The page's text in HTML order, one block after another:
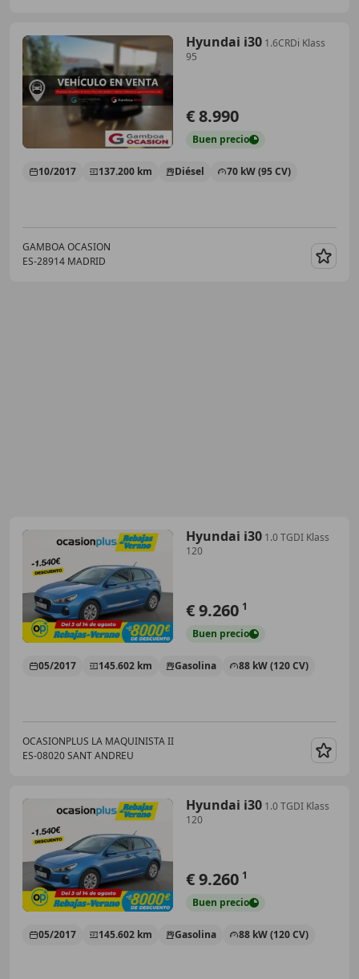
Hyundai i30 1.6CRDi Klass
95
€ 8.990
Buen precio
10/2017 137.200 km Diésel 70 kW (95 CV)
GAMBOA OCASION
ES-28914 MADRID
Hyundai i30 1.0 TGDI Klass
120
€ 9.260 1
Buen precio
05/2017 145.602 km Gasolina 88 kW (120 CV)
OCASIONPLUS LA MAQUINISTA II
ES-08020 SANT ANDREU
Hyundai i30 1.0 TGDI Klass
120
€ 9.260 1
Buen precio
05/2017 145.602 km Gasolina 88 kW (120 CV)